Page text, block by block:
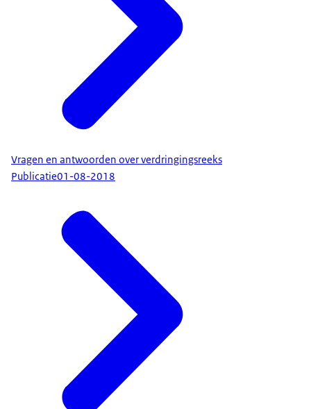
Vragen en antwoorden over verdringingsreeks
Publicatie01-08-2018